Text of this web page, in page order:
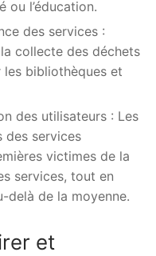
ou l’éducation.
des services :
collecte des déchets
bibliothèques et
des utilisateurs : Les
des services
victimes de la
services, tout en
delà de la moyenne.
et